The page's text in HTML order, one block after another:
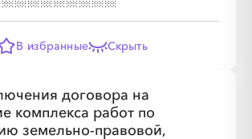
В избранные Скрыть
договора на
комплекса работ по
земельно-правовой,
░░